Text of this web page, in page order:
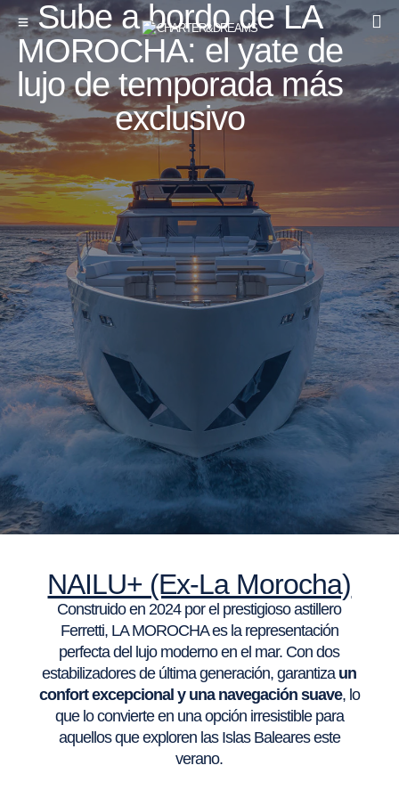
Sube a bordo de LA
MOROCHA: el yate de
lujo de temporada más
exclusivo
NAILU+ (Ex-La Morocha)
Construido en 2024 por el prestigioso astillero
Ferretti, LA MOROCHA es la representación
perfecta del lujo moderno en el mar. Con dos
estabilizadores de última generación, garantiza un
confort excepcional y una navegación suave, lo
que lo convierte en una opción irresistible para
aquellos que exploren las Islas Baleares este
verano.